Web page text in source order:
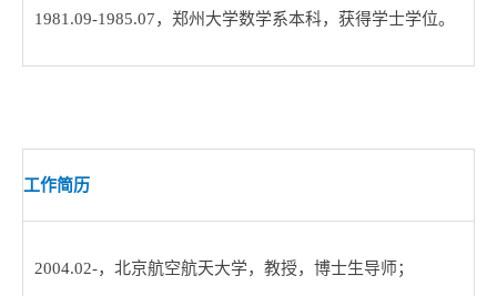
1981.09-1985.07，郑州大学数学系本科，获得学士学位。
工作简历
2004.02-，北京航空航天大学，教授，博士生导师；